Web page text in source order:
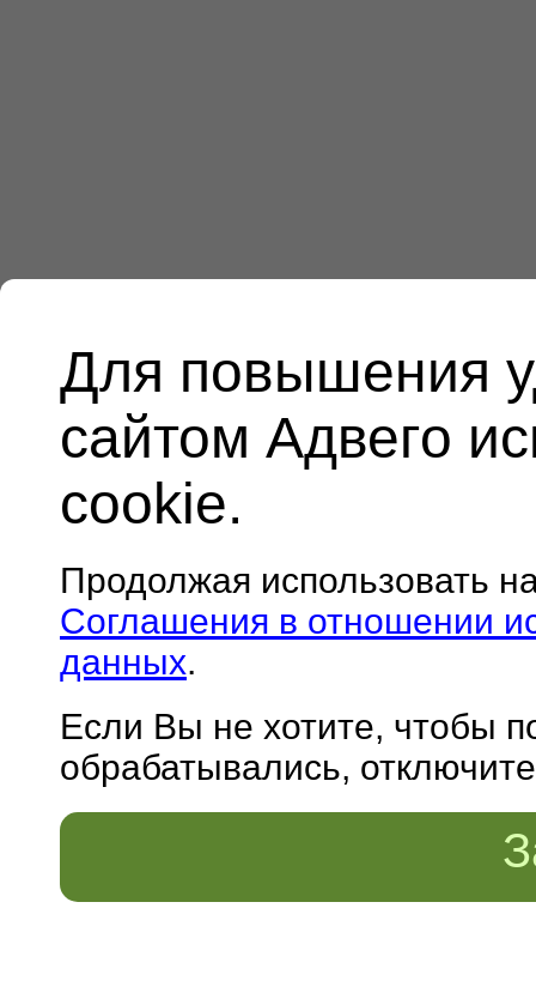
Для повышения
сайтом Адвего
cookie.
Продолжая использовать
Соглашения в отношении
данных.
Если Вы не хотите, чтобы
обрабатывались,